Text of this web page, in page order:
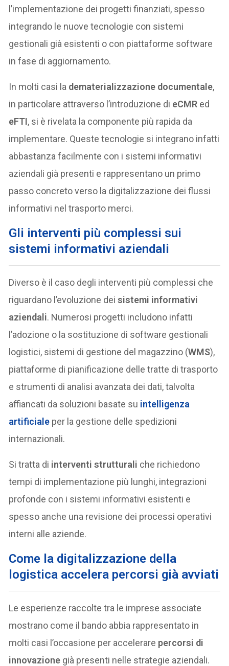
l’implementazione dei progetti finanziati, spesso
integrando le nuove tecnologie con sistemi
gestionali già esistenti o con piattaforme software
in fase di aggiornamento.
In molti casi la dematerializzazione documentale,
in particolare attraverso l’introduzione di eCMR ed
eFTI, si è rivelata la componente più rapida da
implementare. Queste tecnologie si integrano infatti
abbastanza facilmente con i sistemi informativi
aziendali già presenti e rappresentano un primo
passo concreto verso la digitalizzazione dei flussi
informativi nel trasporto merci.
Gli interventi più complessi sui
sistemi informativi aziendali
Diverso è il caso degli interventi più complessi che
riguardano l’evoluzione deisistemi informativi
aziendali. Numerosi progetti includono infatti
l’adozione o la sostituzione di software gestionali
logistici, sistemi di gestione del magazzino (WMS),
piattaforme di pianificazione delle tratte di trasporto
e strumenti di analisi avanzata dei dati, talvolta
affiancati da soluzioni basate su intelligenza
artificiale per la gestione delle spedizioni
internazionali.
Si tratta di interventi strutturali che richiedono
tempi di implementazione più lunghi, integrazioni
profonde con i sistemi informativi esistenti e
spesso anche una revisione dei processi operativi
interni alle aziende.
Come la digitalizzazione della
logistica accelera percorsi già avviati
Le esperienze raccolte tra le imprese associate
mostrano come il bando abbia rappresentato in
molti casi l’occasione per accelerare percorsi di
innovazione già presenti nelle strategie aziendali.